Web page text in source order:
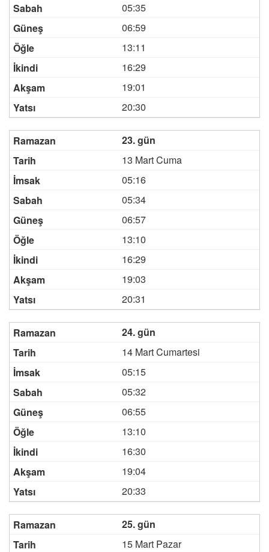
05:35
06:59
13:11
16:29
19:01
20:30
23. gün
13 Mart Cuma
05:16
05:34
06:57
13:10
16:29
19:03
20:31
24. gün
14 Mart Cumartesi
05:15
05:32
06:55
13:10
16:30
19:04
20:33
25. gün
15 Mart Pazar